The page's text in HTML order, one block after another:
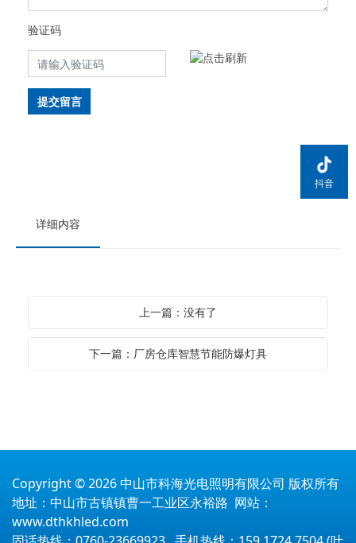
验证码
提交留言
详细内容
上一篇：没有了
下一篇：厂房仓库智慧节能防爆灯具
Copyright © 2026 中山市科海光电照明有限公司 版权所有
地址：中山市古镇镇曹一工业区永裕路 网站：
www.dthkhled.com
抖音